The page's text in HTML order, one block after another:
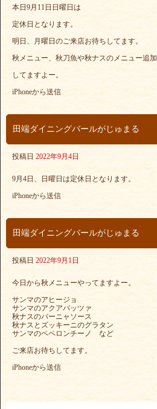
本日9月11日日曜日は
定休日となります。
明日、月曜日のご来店お待ちしてます。
秋メニュー、秋刀魚や秋ナスのメニュー追加
してますよー。
iPhoneから送信
田端ダイニングバールがじゅまる
投稿日 2022年9月4日
9月4日、日曜日は定休日となります。
iPhoneから送信
田端ダイニングバールがじゅまる
投稿日 2022年9月1日
今日から秋メニューやってますよー。
サンマのアヒージョ
サンマのアクアパッツァ
秋ナスのバーニャソース
秋ナスとズッキーニのグラタン
サンマのペペロンチーノ など
ご来店お待ちしてます。
iPhoneから送信